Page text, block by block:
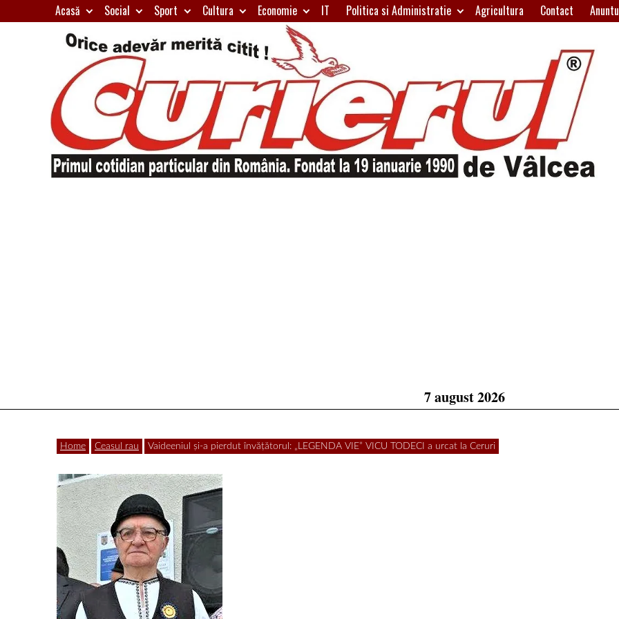
to
Acasă Social Sport Cultura Economie IT Politica si Administratie Agricultura Contact
7 august 2026
Home Ceasul rau Vaideeniul și-a pierdut învățătorul: „LEGENDA VIE” VICU TODECI a urcat la Ceruri